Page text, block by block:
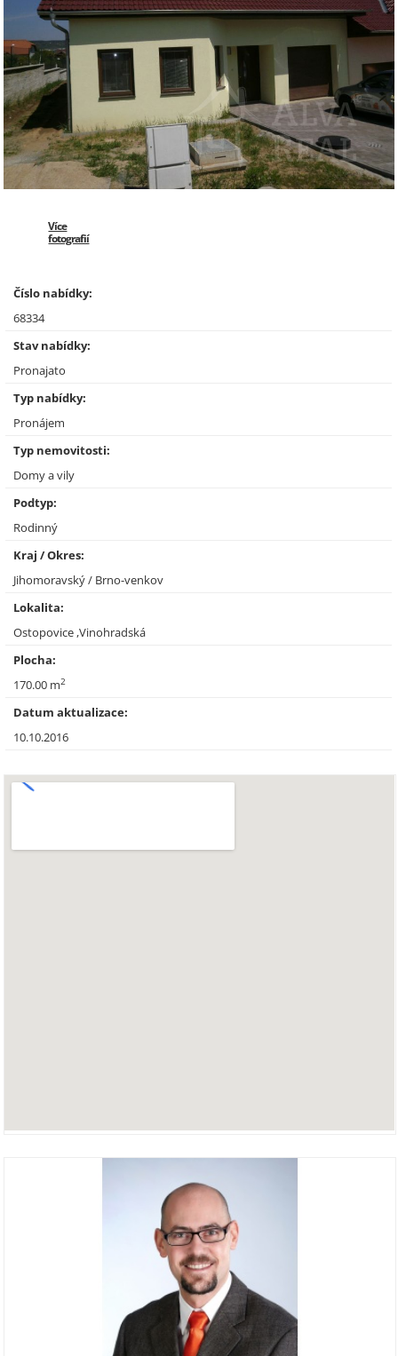
Více
fotografií
Číslo nabídky:
68334
Stav nabídky:
Pronajato
Typ nabídky:
Pronájem
Typ nemovitosti:
Domy a vily
Podtyp:
Rodinný
Kraj / Okres:
Jihomoravský / Brno-venkov
Lokalita:
Ostopovice ,Vinohradská
Plocha:
170.00 m2
Datum aktualizace:
10.10.2016